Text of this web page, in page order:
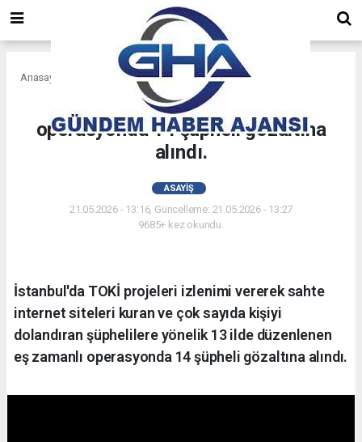
Anasayfa
13 ilde düzenlenen eş zamanlı
operasyonda 14 şüpheli gözaltına
alındı.
ASAYIŞ
21.05.2026 - 13:16, Güncelleme: 21.05.2026 - 13:27
9685+ kez okundu.
İstanbul'da TOKİ projeleri izlenimi vererek sahte
internet siteleri kuran ve çok sayıda kişiyi
dolandıran şüphelilere yönelik 13 ilde düzenlenen
eş zamanlı operasyonda 14 şüpheli gözaltına alındı.